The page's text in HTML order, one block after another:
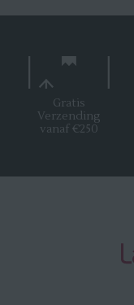
Gratis
Verzending
vanaf €250